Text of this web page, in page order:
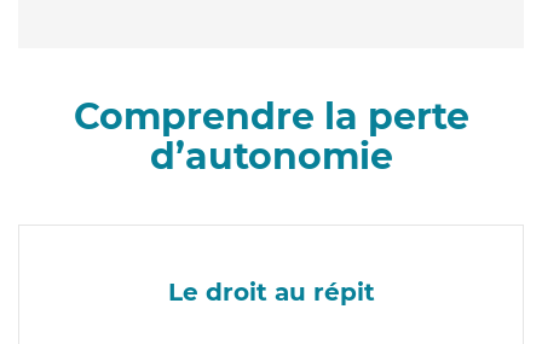
Comprendre la perte
d’autonomie
Le droit au répit